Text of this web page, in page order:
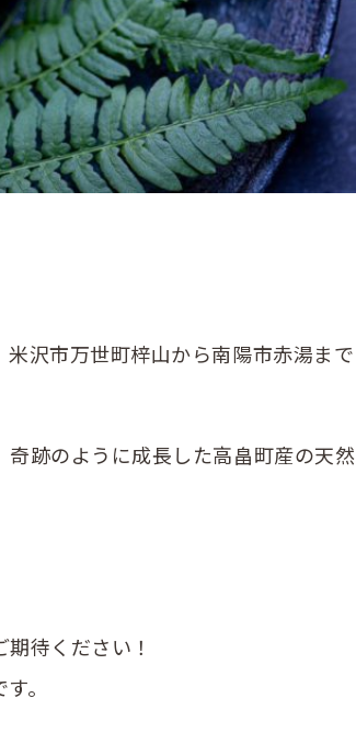
沢市万世町梓山から南陽市赤湯ま­で
跡のように成長した高畠町産の天然
待ください！
。